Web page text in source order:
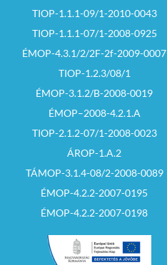
TIOP-1.1.1-09/1-2010-0043
TIOP-1.1.1-07/1-2008-0925
ÉMOP-4.3.1/2/2F-2f-2009-0007
TIOP-1.2.3/08/1
ÉMOP-3.1.2/B-2008-0019
ÉMOP–2008-4.2.1.A
TIOP-2.1.2-07/1-2008-0023
ÁROP-1.A.2
TÁMOP-3.1.4-08/2-2008-0089
ÉMOP-4.2.2-2007-0195
ÉMOP-4.2.2-2007-0198